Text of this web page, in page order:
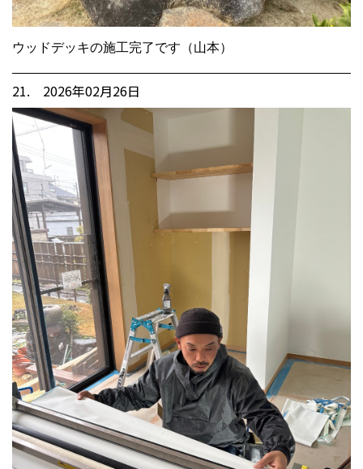
ウッドデッキの施工完了です（山本）
21. 2026年02月26日